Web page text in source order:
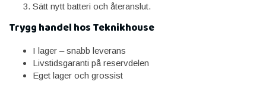
Sätt nytt batteri och återanslut.
Trygg handel hos Teknikhouse
I lager – snabb leverans
Livstidsgaranti på reservdelen
Eget lager och grossist